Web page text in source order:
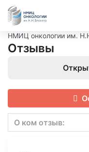
НМИЦ онкологии им.
Отзывы
О ком отзыв: